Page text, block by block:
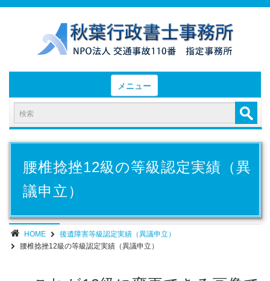
メニュー
HOME
お知らせと業務日誌
- 後遺障害等級認定実績（初回申請）
- 後遺障害等級認定実績（異議申立）
業務内容・報酬
部位別症状
腰椎捻挫12級の等級認定実績（異
議申立）
HOME
後遺障害等級認定実績（異議申立）
腰椎捻挫12級の等級認定実績（異議申立）